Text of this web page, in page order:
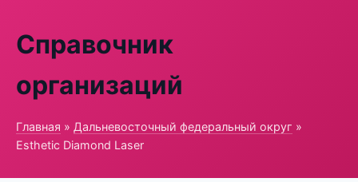
Справочник
организаций
Главная » Дальневосточный федеральный округ »
Esthetic Diamond Laser